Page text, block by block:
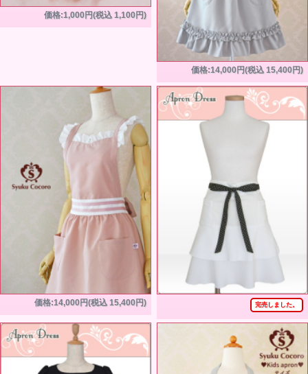
価格:1,000円(税込 1,100円)
価格:14,000円(税込 15,400円)
価格:14,000円(税込 15,400円) 完売しました。